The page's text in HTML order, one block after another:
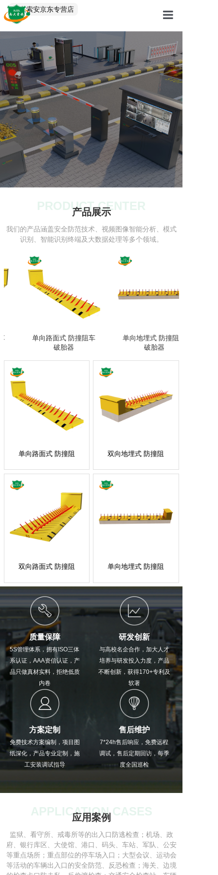
产品中心
解决方案
服务案例
关于我们
中文/EN
南京索安京东专营店
PRODUCT CENTER
产品展示
我们的产品涵盖安全防范技术、视频图像智能分析、模式
识别、智能识别终端及大数据处理等多个领域。
单向路面式 防撞阻车
单向地埋式 防撞阻车
单向路面式 防撞阻
车...
双向地埋式 防撞阻
车...
双向路面式 防撞阻
车...
单向地埋式 防撞阻
车...
质量保障
5S管理体系，拥有ISO三体
系认证，AAA资信认证，产
品只做真材实料，拒绝低质
内卷
研发创新
与高校名企合作，加大人才
培养与研发投入力度，产品
不断创新，获得170+专利及
软著
方案定制
免费技术方案编制，项目图
纸深化，产品专业定制，施
工安装调试指导
售后维护
7*24h售后响应，免费远程
调试，售后定期回访，每季
度全国巡检
APPLICATION CASES
应用案例
监狱、看守所、戒毒所等的出入口防逃检查；机场、政
府、银行库区、大使馆、港口、码头、车站、军队、公安
等重点场所；重点部位的停车场入口；大型会议、运动会
等活动的车辆出入口的安全防范、反恐检查；海关、边境